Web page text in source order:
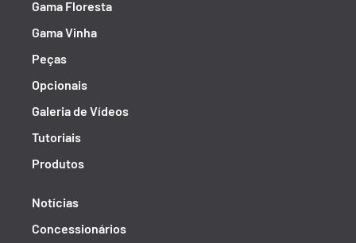
Gama Floresta
Gama Vinha
Peças
Opcionais
Galeria de Vídeos
Tutoriais
Produtos
Notícias
Concessionários